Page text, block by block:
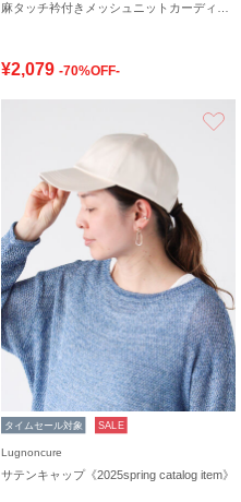
¥2,079 -70%OFF-
タイムセール対象 SALE
Lugnoncure
サテンキャップ《2025spring catalog item》